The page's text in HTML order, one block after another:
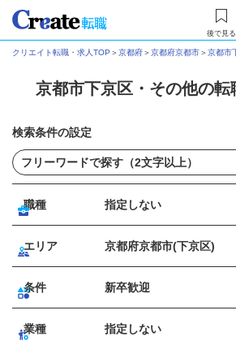
後で見る
クリエイト転職・求人TOP ＞京都府＞京都府京都市＞京都市
京都市下京区・その他の転
検索条件の設定
職種 指定しない
エリア 京都府京都市(下京区)
条件 新卒歓迎
業種 指定しない